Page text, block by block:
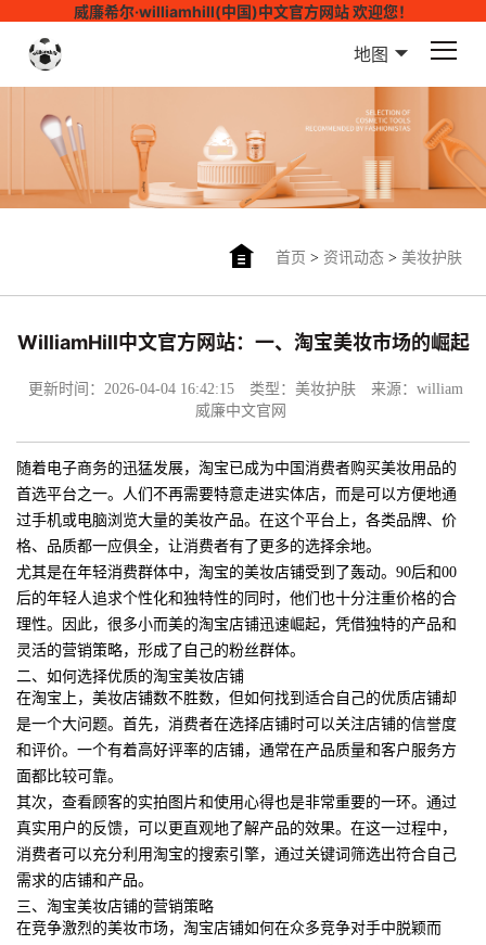
威廉希尔·williamhill(中国)中文官方网站 欢迎您！
地图
首页 > 资讯动态> 美妆护肤
WilliamHill中文官方网站：一、淘宝美妆市场的崛起
更新时间：2026-04-04 16:42:15 类型：美妆护肤
来源：william
威廉中文官网
随着电子商务的迅猛发展，淘宝已成为中国消费者购买美妆用品的
首选平台之一。人们不再需要特意走进实体店，而是可以方便地通
过手机或电脑浏览大量的美妆产品。在这个平台上，各类品牌、价
格、品质都一应俱全，让消费者有了更多的选择余地。
尤其是在年轻消费群体中，淘宝的美妆店铺受到了轰动。90后和00
后的年轻人追求个性化和独特性的同时，他们也十分注重价格的合
理性。因此，很多小而美的淘宝店铺迅速崛起，凭借独特的产品和
灵活的营销策略，形成了自己的粉丝群体。
二、如何选择优质的淘宝美妆店铺
在淘宝上，美妆店铺数不胜数，但如何找到适合自己的优质店铺却
是一个大问题。首先，消费者在选择店铺时可以关注店铺的信誉度
和评价。一个有着高好评率的店铺，通常在产品质量和客户服务方
面都比较可靠。
其次，查看顾客的实拍图片和使用心得也是非常重要的一环。通过
真实用户的反馈，可以更直观地了解产品的效果。在这一过程中，
消费者可以充分利用淘宝的搜索引擎，通过关键词筛选出符合自己
需求的店铺和产品。
三、淘宝美妆店铺的营销策略
在竞争激烈的美妆市场，淘宝店铺如何在众多竞争对手中脱颖而